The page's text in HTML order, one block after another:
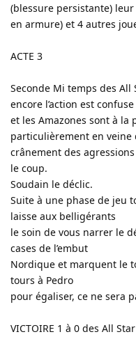
(blessure persistante) leur
en armure) et 4 autres
ACTE 3
Seconde Mi temps des All
encore l’action est confuse
et les Amazones sont à la
particulièrement en
crânement des
le coup.
Soudain le déclic.
Suite à une phase de jeu
laisse aux belligérants
le soin de vous narrer le
cases de l’embut
Nordique et marquent le
tours à Pedro
pour égaliser, ce ne sera
VICTOIRE 1 à 0 des All